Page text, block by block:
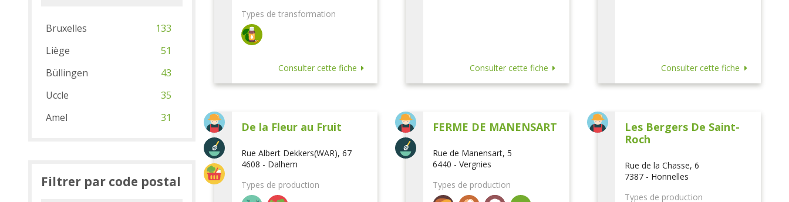
Types de transformation
Consulter cette fiche Consulter cette fiche Consulter cette fiche
De la Fleur au Fruit
Rue Albert Dekkers(WAR), 67
4608 - Dalhem
Types de production
FERME DE MANENSART
Rue de Manensart, 5
6440 - Vergnies
Types de production
Les Bergers De Saint-
Roch
Rue de la Chasse, 6
7387 - Honnelles
Types de production
Bruxelles
133
Liège
51
Büllingen
43
Uccle
35
Amel
31
Filtrer par code postal